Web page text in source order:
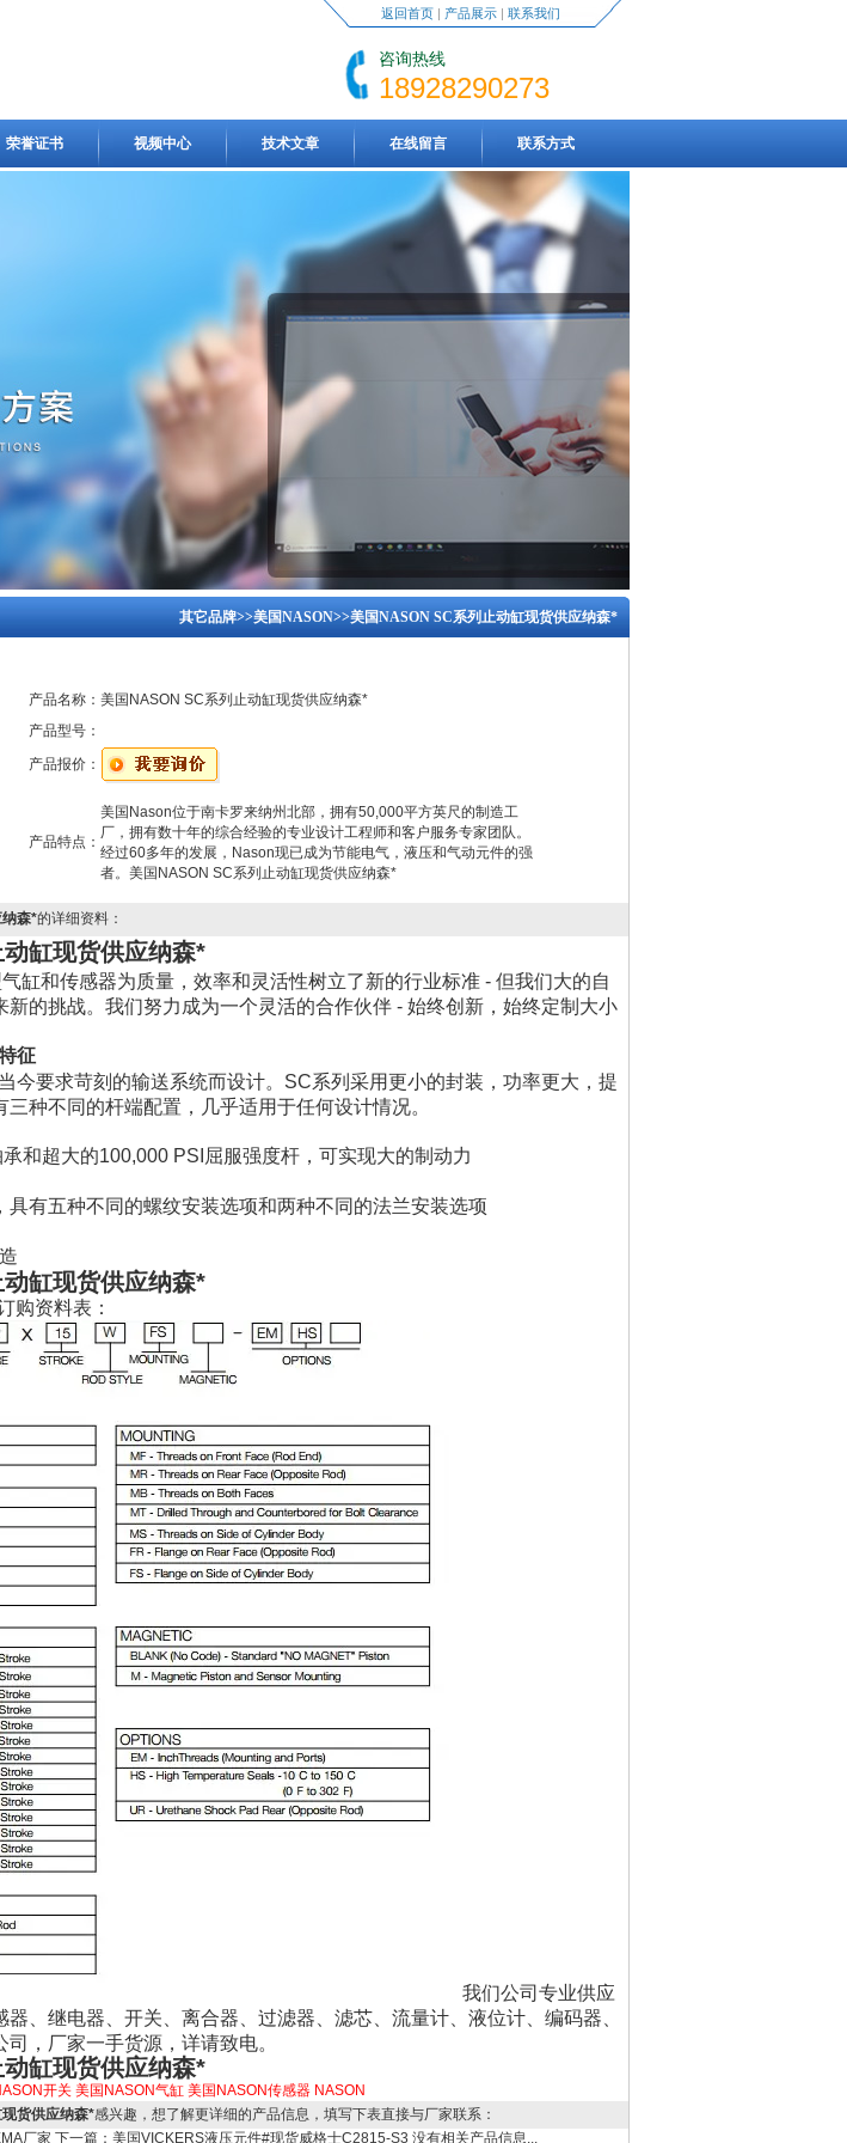
返回首页| 产品展示| 联系我们
咨询热线
18928290273
荣誉证书 视频中心 技术文章 在线留言 联系方式
其它品牌>>美国NASON>>美国NASON SC系列止动缸现货供应纳森*
产品名称： 美国NASON SC系列止动缸现货供应纳森*
产品型号：
产品报价：
产品特点：
美国Nason位于南卡罗来纳州北部，拥有50,​​000平方英尺的制造工
厂，拥有数十年的综合经验的专业设计工程师和客户服务专家团队。
经过60多年的发展，Nason现已成为节能电气，液压和气动元件的强
者。美国NASON SC系列止动缸现货供应纳森*
森*的详细资料：
缸现货供应纳森*
缸和传感器为质量，效率和灵活性树立了新的行业标准 - 但我们大的自
新的挑战。我们努力成为一个灵活的合作伙伴 - 始终创新，始终定制大小
征
今要求苛刻的输送系统而设计。SC系列采用更小的封装，功率更大，提
种不同的杆端配置，几乎适用于任何设计情况。
和超大的100,000 PSI屈服强度杆，可实现大的制动力
具有五种不同的螺纹安装选项和两种不同的法兰安装选项
缸现货供应纳森*
购资料表：
我们公司专业供应
、继电器、开关、离合器、过滤器、滤芯、流量计、液位计、编码器、
，厂家一手货源，详请致电。
缸现货供应纳森*
开关 美国NASON气缸 美国NASON传感器 NASON
货供应纳森*感兴趣，想了解更详细的产品信息，填写下表直接与厂家联系：
厂家 下一篇： 美国VICKERS液压元件#现货威格士C2815-S3 没有相关产品信息...